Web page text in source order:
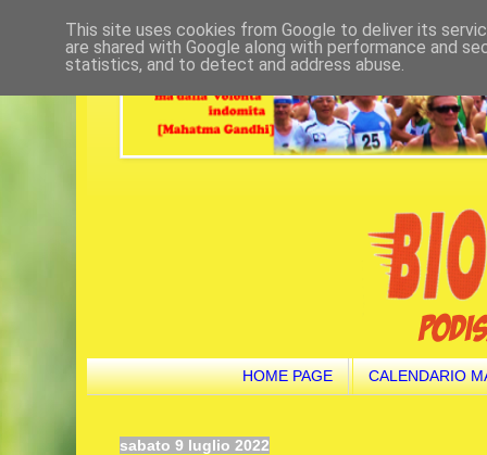
HOME PAGE CALENDARIO
sabato 9 luglio 2022
This site uses cookies from Google to deliver its
are shared with Google along with performance and
statistics, and to detect and address abuse.